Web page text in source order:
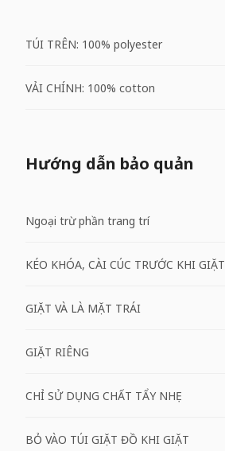
TÚI TRÊN: 100% polyester
VẢI CHÍNH: 100% cotton
Hướng dẫn bảo quản
Ngoại trừ phần trang trí
KÉO KHÓA, CÀI CÚC TRƯỚC KHI GIẶT
GIẶT VÀ LÀ MẶT TRÁI
GIẶT RIÊNG
CHỈ SỬ DỤNG CHẤT TẨY NHẸ
BỎ VÀO TÚI GIẶT ĐỒ KHI GIẶT